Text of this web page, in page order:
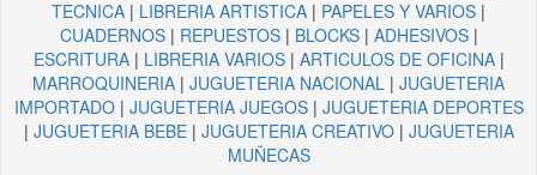
TECNICA | LIBRERIA ARTISTICA | PAPELES Y VARIOS |
CUADERNOS| REPUESTOS| BLOCKS| ADHESIVOS|
ESCRITURA| LIBRERIA VARIOS| ARTICULOS DE OFICINA|
MARROQUINERIA | JUGUETERIA NACIONAL | JUGUETERIA
IMPORTADO| JUGUETERIA JUEGOS| JUGUETERIA DEPORTES
| JUGUETERIA BEBE| JUGUETERIA CREATIVO| JUGUETERIA
MUÑECAS